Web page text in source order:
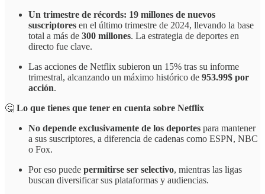
Un trimestre de récords: 19 millones de nuevos
suscriptores en el último trimestre de 2024, llevando la base
total a más de 300 millones. La estrategia de deportes en
directo fue clave.
Las acciones de Netflix subieron un 15% tras su informe
trimestral, alcanzando un máximo histórico de 953.99$ por
acción.
🤔 Lo que tienes que tener en cuenta sobre Netflix
No depende exclusivamente de los deportes para mantener
a sus suscriptores, a diferencia de cadenas como ESPN, NBC
o Fox.
Por eso puede permitirse ser selectivo, mientras las ligas
buscan diversificar sus plataformas y audiencias.